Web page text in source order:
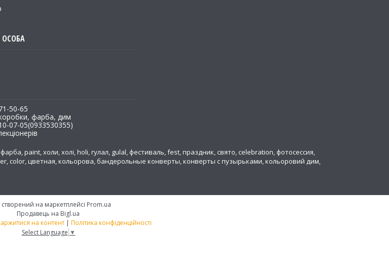
50-65
фарба, дим
07-05 0933530355
paint, холи, холі, holi, гулал, gulal, фестиваль, fest, праздник, свято, celebration, фотосессия,
color, цветная, кольорова, бандерольные конверты, конверты с пузырьками, кольоровий дим,
створений на маркетплейсі Prom.ua
Продавець на Bigl.ua
на контент | Політика конфіденційності
Select Language ▼